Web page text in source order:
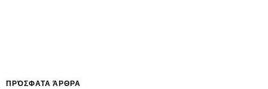
ΠΡΌΣΦΑΤΑ ΆΡΘΡΑ